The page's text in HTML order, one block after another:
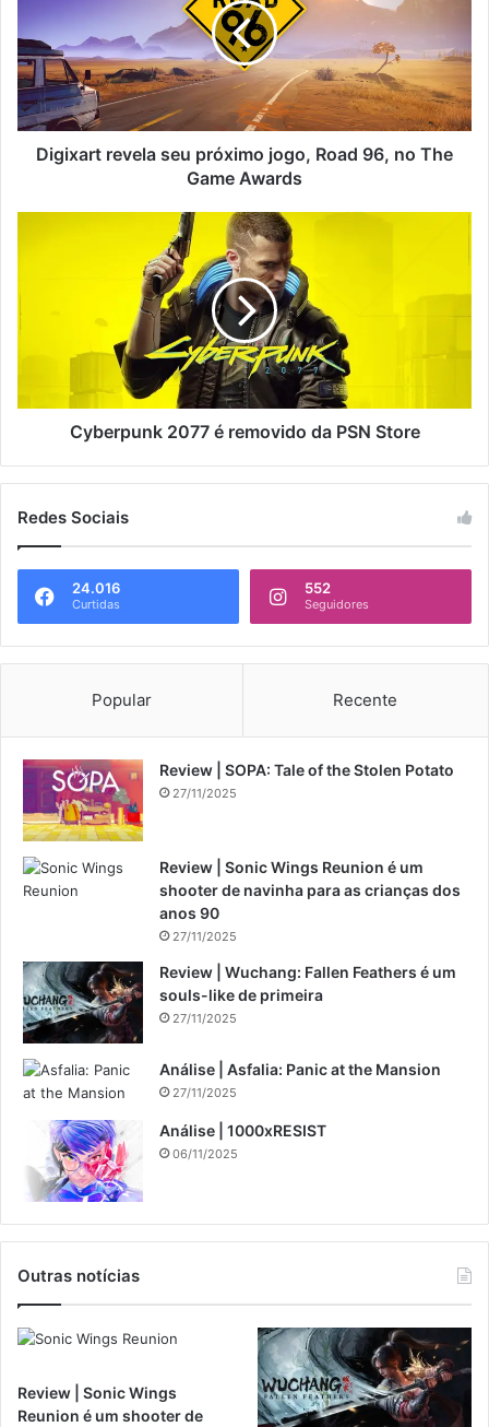
Digixart revela seu próximo jogo, Road 96, no The
Game Awards
Cyberpunk 2077 é removido da PSN Store
Redes Sociais
24.016
Curtidas
552
Seguidores
Popular Recente
Review | SOPA: Tale of the Stolen Potato
27/11/2025
Review | Sonic Wings Reunion é um
shooter de navinha para as crianças dos
anos 90
27/11/2025
Review | Wuchang: Fallen Feathers é um
souls-like de primeira
27/11/2025
Análise | Asfalia: Panic at the Mansion
27/11/2025
Análise | 1000xRESIST
06/11/2025
Outras notícias
Review | Sonic Wings
Reunion é um shooter de